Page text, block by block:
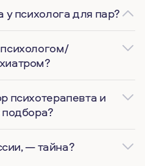
у психолога для пар?
психотерапевта и
— тайна?